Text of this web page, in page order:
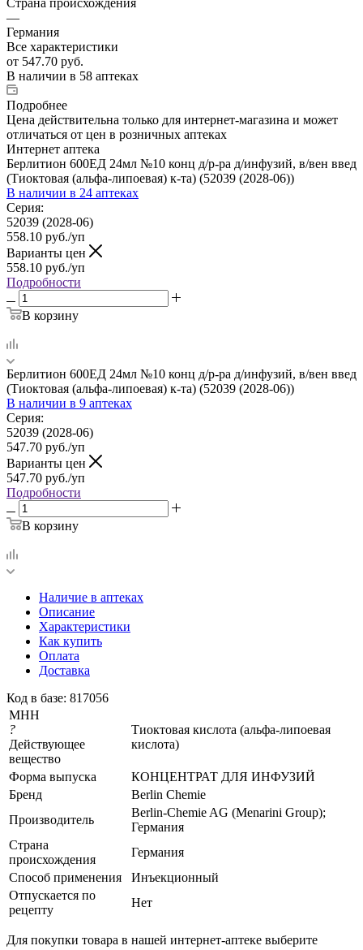
—
Германия
Все характеристики
от 547.70 руб.
В наличии в 58 аптеках
Подробнее
Цена действительна только для интернет-магазина и может
отличаться от цен в розничных аптеках
Интернет аптека
Берлитион 600ЕД 24мл №10 конц д/р-ра д/инфузий, в/вен введ
(Тиоктовая (альфа-липоевая) к-та) (52039 (2028-06))
В наличии в 24 аптеках
Серия:
52039 (2028-06)
558.10 руб./уп
Варианты цен
558.10 руб./уп
Подробности
В корзину
Берлитион 600ЕД 24мл №10 конц д/р-ра д/инфузий, в/вен введ
(Тиоктовая (альфа-липоевая) к-та) (52039 (2028-06))
В наличии в 9 аптеках
Серия:
52039 (2028-06)
547.70 руб./уп
Варианты цен
547.70 руб./уп
Подробности
В корзину
Наличие в аптеках
Описание
Характеристики
Как купить
Оплата
Доставка
Код в базе: 817056
МНН
?
Действующее
вещество
Тиоктовая кислота (альфа-липоевая
кислота)
Форма выпуска
КОНЦЕНТРАТ ДЛЯ ИНФУЗИЙ
Бренд
Berlin Chemie
Производитель
Berlin-Chemie AG (Menarini Group);
Германия
Страна
происхождения
Германия
Способ применения
Инъекционный
Отпускается по
рецепту
Нет
Для покупки товара в нашей интернет-аптеке выберите